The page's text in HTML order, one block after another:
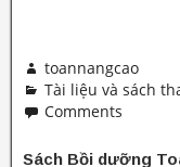
toannangcao
Tài liệu và sách
Comments
Sách Bồi dưỡng